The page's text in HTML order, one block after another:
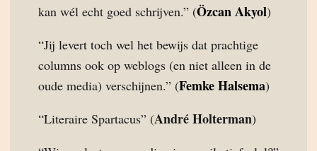
kan wél echt goed schrijven.” (Özcan Akyol)
“Jij levert toch wel het bewijs dat prachtige
columns ook op weblogs (en niet alleen in de
oude media) verschijnen.” (Femke Halsema)
“Literaire Spartacus” (André Holterman)